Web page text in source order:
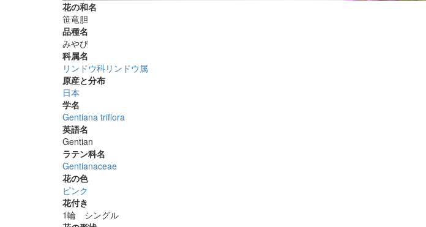
花の和名
笹竜胆
品種名
みやび
科属名
リンドウ科リンドウ属
原産と分布
日本
学名
Gentiana triflora
英語名
Gentian
ラテン科名
Gentianaceae
花の色
ピンク
花付き
1輪 シングル